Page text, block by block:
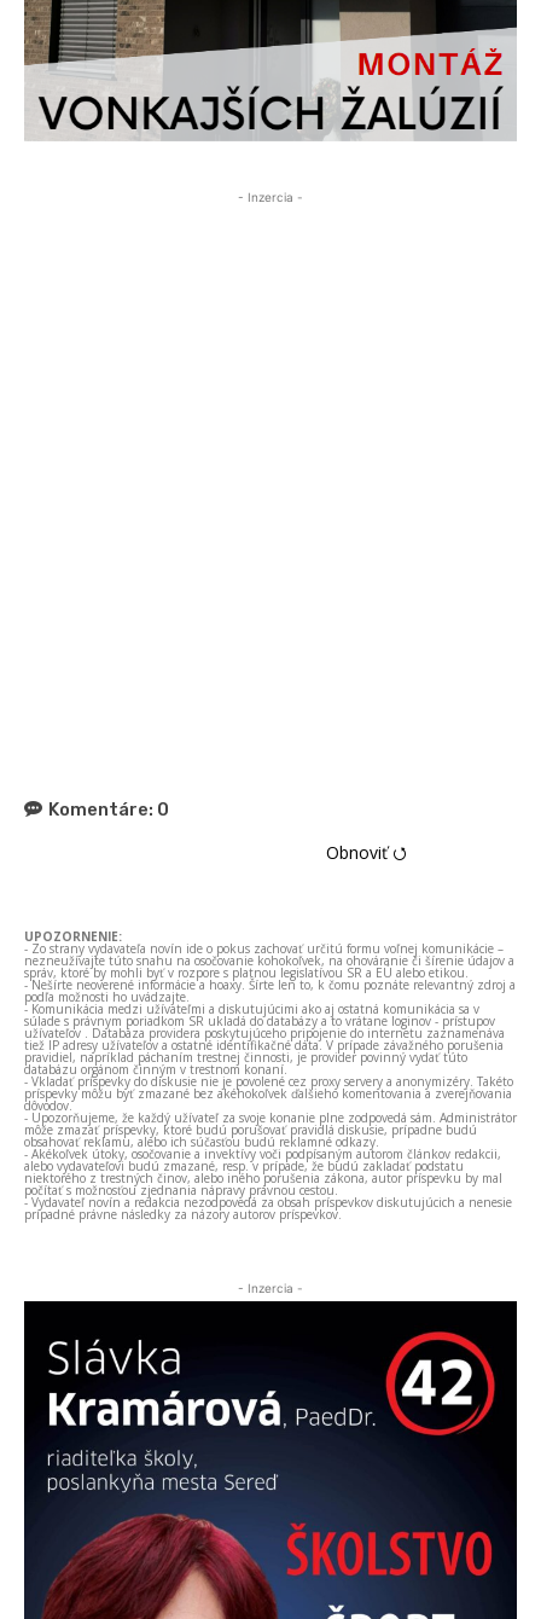
- Inzercia -
Komentáre: 0
Obnoviť ⭯
UPOZORNENIE:
- Zo strany vydavateľa novín ide o pokus zachovať určitú formu voľnej komunikácie –
nezneužívajte túto snahu na osočovanie kohokoľvek, na ohováranie či šírenie údajov a
správ, ktoré by mohli byť v rozpore s platnou legislatívou SR a EÚ alebo etikou.
- Nešírte neoverené informácie a hoaxy. Šírte len to, k čomu poznáte relevantný zdroj a
podľa možnosti ho uvádzajte.
- Komunikácia medzi užívateľmi a diskutujúcimi ako aj ostatná komunikácia sa v
súlade s právnym poriadkom SR ukladá do databázy a to vrátane loginov - prístupov
užívateľov . Databáza providera poskytujúceho pripojenie do internetu zaznamenáva
tiež IP adresy užívateľov a ostatné identifikačné dáta. V prípade závažného porušenia
pravidiel, napríklad páchaním trestnej činnosti, je provider povinný vydať túto
databázu orgánom činným v trestnom konaní.
- Vkladať príspevky do diskusie nie je povolené cez proxy servery a anonymizéry. Takéto
príspevky môžu byť zmazané bez akéhokoľvek ďalšieho komentovania a zverejňovania
dôvodov.
- Upozorňujeme, že každý užívateľ za svoje konanie plne zodpovedá sám. Administrátor
môže zmazať príspevky, ktoré budú porušovať pravidlá diskusie, prípadne budú
obsahovať reklamu, alebo ich súčasťou budú reklamné odkazy.
- Akékoľvek útoky, osočovanie a invektívy voči podpísaným autorom článkov redakcii,
alebo vydavateľovi budú zmazané, resp. v prípade, že budú zakladať podstatu
niektorého z trestných činov, alebo iného porušenia zákona, autor príspevku by mal
počítať s možnosťou zjednania nápravy právnou cestou.
- Vydavateľ novín a redakcia nezodpovedá za obsah príspevkov diskutujúcich a nenesie
prípadné právne následky za názory autorov príspevkov.
- Inzercia -